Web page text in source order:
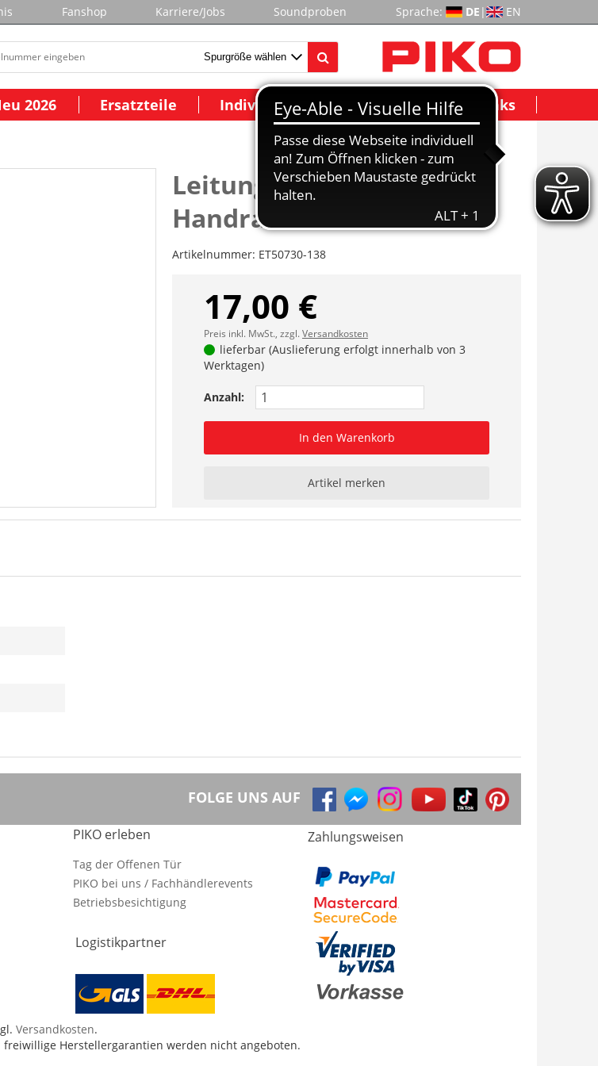
Fanshop Karriere/Jobs Soundproben Sprache: DE | EN
2026 Ersatzteile Individuelle Modelle Wichtige Links
Leitungen, Sandfallrohre,
Handrad
Artikelnummer: ET50730-138
17,00 €
Preis inkl. MwSt., zzgl.Versandkosten
lieferbar (Auslieferung erfolgt innerhalb von 3
Werktagen)
Anzahl:
In den Warenkorb
Artikel merken
FOLGE UNS AUF
PIKO erleben
Tag der Offenen Tür
PIKO bei uns / Fachhändlerevents
Betriebsbesichtigung
Logistikpartner
Zahlungsweisen
Versandkosten.
freiwillige Herstellergarantien werden nicht angeboten.